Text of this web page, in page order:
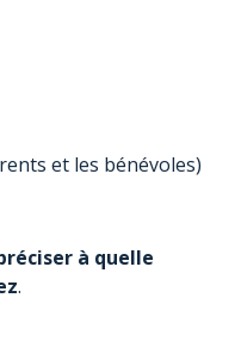
et les bénévoles)
à quelle
.